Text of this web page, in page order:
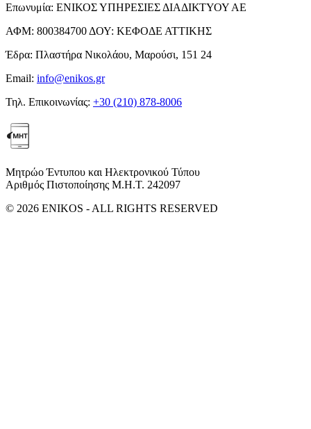
Επωνυμία: ΕΝΙΚΟΣ ΥΠΗΡΕΣΙΕΣ ΔΙΑΔΙΚΤΥΟΥ ΑΕ
ΑΦΜ: 800384700 ΔΟΥ: ΚΕΦΟΔΕ ΑΤΤΙΚΗΣ
Έδρα: Πλαστήρα Νικολάου, Μαρούσι, 151 24
Email: info@enikos.gr
Τηλ. Επικοινωνίας: +30 (210) 878-8006
Μητρώο Έντυπου και Ηλεκτρονικού Τύπου
Αριθμός Πιστοποίησης Μ.Η.Τ. 242097
© 2026 ENIKOS - ALL RIGHTS RESERVED